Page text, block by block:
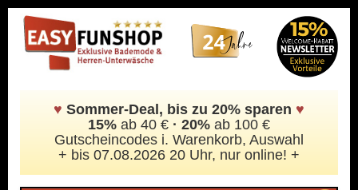
♥ Sommer-Deal, bis zu 20% sparen ♥
15% ab 40 € · 20% ab 100 €
Gutscheincodes i. Warenkorb, Auswahl
+ bis 07.08.2026 20 Uhr, nur online! +